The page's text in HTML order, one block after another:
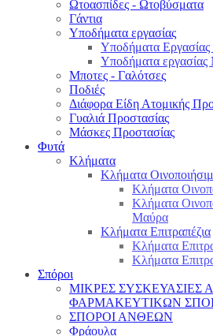
Ωτοασπίδες - Ωτοβύσματα
Γάντια
Υποδήματα εργασίας
Υποδήματα Εργασίας
Υποδήματα εργασίας
Μποτες - Γαλότσες
Ποδιές
Διάφορα Είδη Ατομικής
Γυαλιά Προστασίας
Μάσκες Προστασίας
Φυτά
Κλήματα
Κλήματα
Κλήματα
Κλήματα
Μαύρα
Κλήματα Επιτραπέζια
Κλήματα
Κλήματα
Σπόροι
ΜΙΚΡΕΣ ΣΥΣΚΕΥΑΣΙΕΣ
ΦΑΡΜΑΚΕΥΤΙΚΩΝ
ΣΠΟΡΟΙ ΑΝΘΕΩΝ
Φράουλα